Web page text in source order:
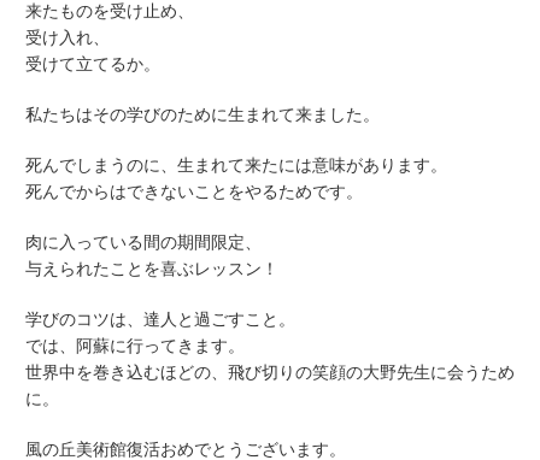
来たものを受け止め、
受け入れ、
受けて立てるか。
私たちはその学びのために生まれて来ました。
死んでしまうのに、生まれて来たには意味があります。
死んでからはできないことをやるためです。
肉に入っている間の期間限定、
与えられたことを喜ぶレッスン！
学びのコツは、達人と過ごすこと。
では、阿蘇に行ってきます。
世界中を巻き込むほどの、飛び切りの笑顔の大野先生に会うため
に。
風の丘美術館復活おめでとうございます。